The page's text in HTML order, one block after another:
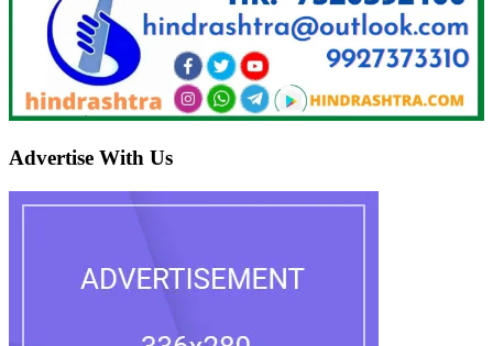
Advertise With Us